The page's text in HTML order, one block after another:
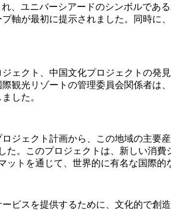
、ユニバーシアードのシンボルで
軸が最初に提示されました。同時に
ェクト、中国文化プロジェクトの
観光リゾートの管理委員会関係者は
した。
ジェクト計画から、この地域の主要
。このプロジェクトは、新しい消
トを通じて、世界的に有名な国際的
ビスを提供するために、文化的で創